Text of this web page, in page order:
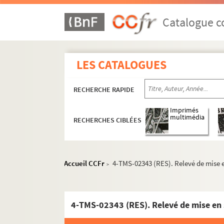
Catalogue
LES CATALOGUES
RECHERCHE RAPIDE
RECHERCHES CIBLÉES
Imprimés
multimédia
Accueil CCFr > 4-TMS-02343 (RES). Relevé de mise
4-TMS-02343 (RES). Relevé de mise en
Lambert-Thiboust, Ernest Blum. La petite
Albert Willemetz. Petite reine : pièce en 3
Paul Armont, Marcel Gerbidon. Une petite
Paul de Pitray. Les petites filles modèles :
Maurice Ordonneau. Les petites Godin :
Anicet Bourgeois, Adrien Decourcelle. Les
Hippolyte Raymond, Jules de Gastyne. Les
Lucien Népoty. Les petits : pièce en 3 actes.
Georges Courteline. La peur des coups :
Jean Racine. Phèdre : tragédie en 5 actes et